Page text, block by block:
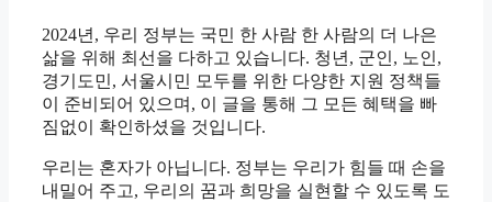
2024년, 우리 정부는 국민 한 사람 한 사람의 더 나은
삶을 위해 최선을 다하고 있습니다. 청년, 군인, 노인,
경기도민, 서울시민 모두를 위한 다양한 지원 정책들
이 준비되어 있으며, 이 글을 통해 그 모든 혜택을 빠
짐없이 확인하셨을 것입니다.
우리는 혼자가 아닙니다. 정부는 우리가 힘들 때 손을
내밀어 주고, 우리의 꿈과 희망을 실현할 수 있도록 도